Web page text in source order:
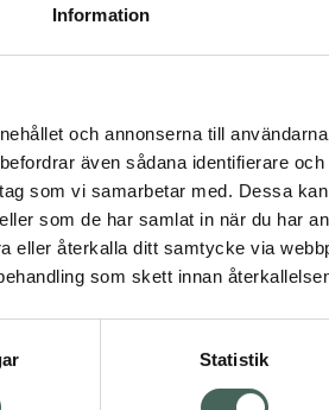
Information
och annonserna till
även sådana identifierare
som vi samarbetar med. Dessa
som de har samlat in när du har
eller återkalla ditt samtycke via
som skett innan
Statistik
Utgått ur
Fler produkter från
Aktuella
ett
i